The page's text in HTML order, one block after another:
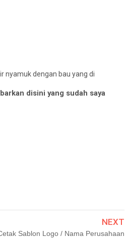
nyamuk dengan bau yang di
disini yang sudah saya
NEXT
Sablon Logo / Nama Perusahaan